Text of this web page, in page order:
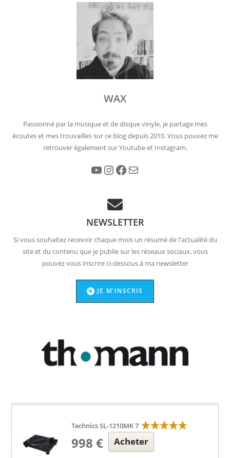
WAX
Passionné par la musique et de disque vinyle, je partage mes
écoutes et mes trouvailles sur ce blog depuis 2010. Vous pouvez me
retrouver également sur Youtube et Instagram.
YouTube Instagram Facebook
NEWSLETTER
Si vous souhaitez recevoir chaque mois un résumé de l'actualité du
site et du contenu que je publie sur les réseaux sociaux, vous
pouvez vous inscrire ci-dessous à ma newsletter
JE M'INSCRIS
Technics SL-1210MK 7
998 € Acheter